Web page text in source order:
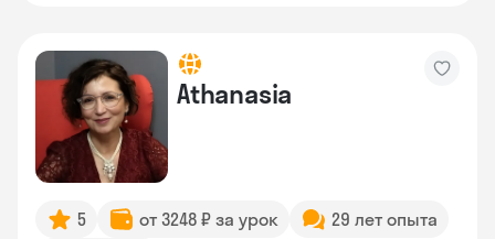
Athanasia
5 от 3248 ₽ за урок
29 лет опыта